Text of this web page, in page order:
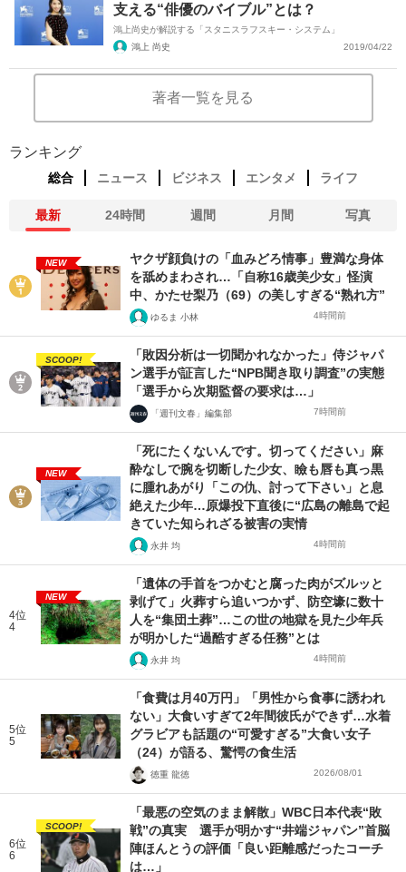
支える“俳優のバイブル”とは？
鴻上尚史が解説する「スタニスラフスキー・システム」
鴻上 尚史
2019/04/22
著者一覧を見る
ランキング
総合 ニュース ビジネス エンタメ ライフ
最新 24時間 週間 月間 写真
NEW
ヤクザ顔負けの「血みどろ情事」豊満な身体
を舐めまわされ…「自称16歳美少女」怪演
中、かたせ梨乃（69）の美しすぎる“熟れ方”
ゆるま 小林 4時間前
SCOOP!
「敗因分析は一切聞かれなかった」侍ジャパ
ン選手が証言した“NPB聞き取り調査”の実態
「選手から次期監督の要求は…」
「週刊文春」編集部 7時間前
NEW
「死にたくないんです。切ってください」麻
酔なしで腕を切断した少女、瞼も唇も真っ黒
に腫れあがり「この仇、討って下さい」と息
絶えた少年…原爆投下直後に“広島の離島で起
きていた知られざる被害の実情
永井 均 4時間前
4位
4
NEW
「遺体の手首をつかむと腐った肉がズルッと
剥げて」火葬すら追いつかず、防空壕に数十
人を“集団土葬”…この世の地獄を見た少年兵
が明かした“過酷すぎる任務”とは
永井 均 4時間前
5位
5
「食費は月40万円」「男性から食事に誘われ
ない」大食いすぎて2年間彼氏ができず…水着
グラビアも話題の“可愛すぎる”大食い女子
（24）が語る、驚愕の食生活
徳重 龍徳 2026/08/01
6位
6
SCOOP!
「最悪の空気のまま解散」WBC日本代表“敗
戦”の真実 選手が明かす“井端ジャパン”首脳
陣ほんとうの評価「良い距離感だったコーチ
は…」